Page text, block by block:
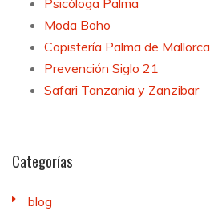
Psicóloga Palma
Moda Boho
Copistería Palma de Mallorca
Prevención Siglo 21
Safari Tanzania y Zanzibar
Categorías
blog